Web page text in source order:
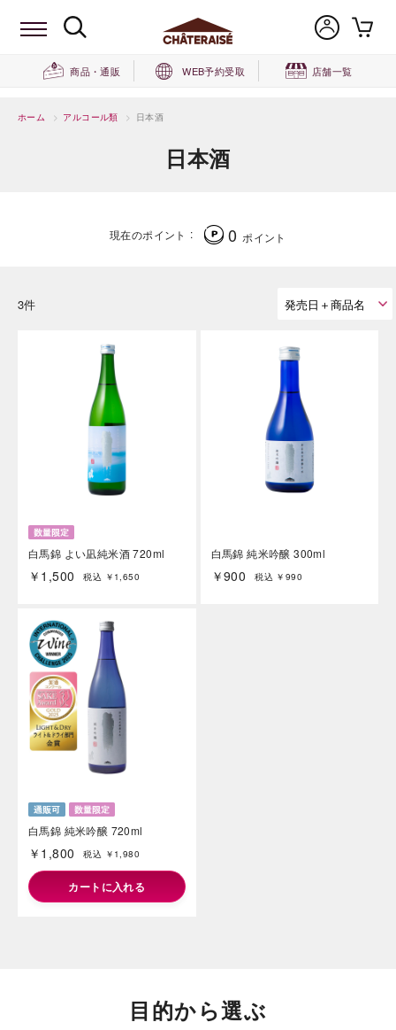
商品・通販 WEB予約受取 店舗一覧
ホーム > アルコール類 > 日本酒
日本酒
現在のポイント 0 ポイント
3件
白馬錦 よい凪純米酒 720ml
￥1,500 税込 ￥1,650
白馬錦 純米吟醸 300ml
￥900 税込 ￥990
白馬錦 純米吟醸 720ml
￥1,800 税込 ￥1,980
カートに入れる
目的から選ぶ